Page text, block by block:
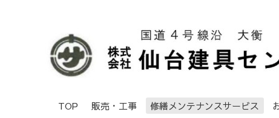
TOP 販売・工事 修繕メンテナンスサービス